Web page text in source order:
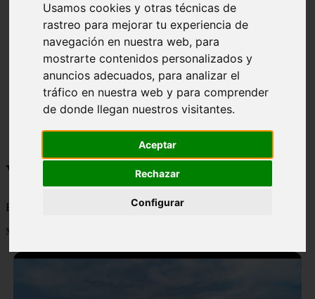
Usamos cookies y otras técnicas de
rastreo para mejorar tu experiencia de
navegación en nuestra web, para
mostrarte contenidos personalizados y
anuncios adecuados, para analizar el
tráfico en nuestra web y para comprender
de donde llegan nuestros visitantes.
Aceptar
Rechazar
Configurar
c zona austral
carmen
category
destinos
gijon
lanzarote
live
monumentos
naturaleza
Viajes y turismo
Blog sobre viajes y turismo, nacional e internacional, caro y barato
Mostrando 1 - 24 de 502 artículos